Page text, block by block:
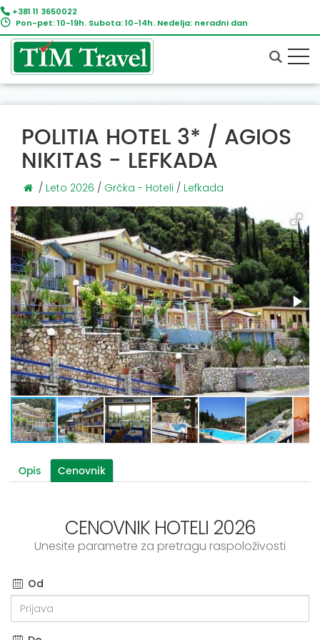
+381 11 3650022
Pon-pet: 10-19h. Subota: 10-14h. Nedelja: neradni dan
POLITIA HOTEL 3* / AGIOS
NIKITAS - LEFKADA
/ Leto 2026 / Grčka - Hoteli / Lefkada
Opis Cenovnik
CENOVNIK HOTELI 2026
Unesite parametre za pretragu raspoloživosti
Od